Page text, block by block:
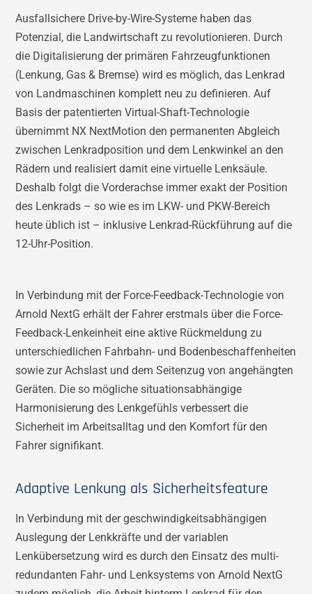
Ausfallsichere Drive-by-Wire-Systeme haben das
Potenzial, die Landwirtschaft zu revolutionieren. Durch
die Digitalisierung der primären Fahrzeugfunktionen
(Lenkung, Gas & Bremse) wird es möglich, das Lenkrad
von Landmaschinen komplett neu zu definieren. Auf
Basis der patentierten Virtual-Shaft-Technologie
übernimmt NX NextMotion den permanenten Abgleich
zwischen Lenkradposition und dem Lenkwinkel an den
Rädern und realisiert damit eine virtuelle Lenksäule.
Deshalb folgt die Vorderachse immer exakt der Position
des Lenkrads – so wie es im LKW- und PKW-Bereich
heute üblich ist – inklusive Lenkrad-Rückführung auf die
12-Uhr-Position.
In Verbindung mit der Force-Feedback-Technologie von
Arnold NextG erhält der Fahrer erstmals über die Force-
Feedback-Lenkeinheit eine aktive Rückmeldung zu
unterschiedlichen Fahrbahn- und Bodenbeschaffenheiten
sowie zur Achslast und dem Seitenzug von angehängten
Geräten. Die so mögliche situationsabhängige
Harmonisierung des Lenkgefühls verbessert die
Sicherheit im Arbeitsalltag und den Komfort für den
Fahrer signifikant.
Adaptive Lenkung als Sicherheitsfeature
In Verbindung mit der geschwindigkeitsabhängigen
Auslegung der Lenkkräfte und der variablen
Lenkübersetzung wird es durch den Einsatz des multi-
redundanten Fahr- und Lenksystems von Arnold NextG